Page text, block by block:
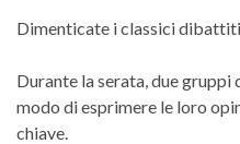
Dimenticate i classici
Durante la serata, due
modo di esprimere le loro
chiave.